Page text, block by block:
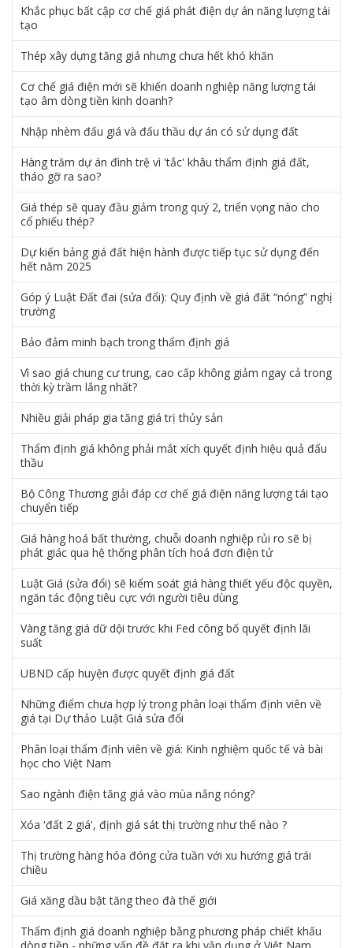
Khắc phục bất cập cơ chế giá phát điện dự án năng lượng tái
tạo
Thép xây dựng tăng giá nhưng chưa hết khó khăn
Cơ chế giá điện mới sẽ khiến doanh nghiệp năng lượng tái
tạo âm dòng tiền kinh doanh?
Nhập nhèm đấu giá và đấu thầu dự án có sử dụng đất
Hàng trăm dự án đình trệ vì 'tắc' khâu thẩm định giá đất,
tháo gỡ ra sao?
Giá thép sẽ quay đầu giảm trong quý 2, triển vọng nào cho
cổ phiếu thép?
Dự kiến bảng giá đất hiện hành được tiếp tục sử dụng đến
hết năm 2025
Góp ý Luật Đất đai (sửa đổi): Quy định về giá đất “nóng” nghị
trường
Bảo đảm minh bạch trong thẩm định giá
Vì sao giá chung cư trung, cao cấp không giảm ngay cả trong
thời kỳ trầm lắng nhất?
Nhiều giải pháp gia tăng giá trị thủy sản
Thẩm định giá không phải mắt xích quyết định hiệu quả đấu
thầu
Bộ Công Thương giải đáp cơ chế giá điện năng lượng tái tạo
chuyển tiếp
Giá hàng hoá bất thường, chuỗi doanh nghiệp rủi ro sẽ bị
phát giác qua hệ thống phân tích hoá đơn điện tử
Luật Giá (sửa đổi) sẽ kiểm soát giá hàng thiết yếu độc quyền,
ngăn tác động tiêu cực với người tiêu dùng
Vàng tăng giá dữ dội trước khi Fed công bố quyết định lãi
suất
UBND cấp huyện được quyết định giá đất
Những điểm chưa hợp lý trong phân loại thẩm định viên về
giá tại Dự thảo Luật Giá sửa đổi
Phân loại thẩm định viên về giá: Kinh nghiệm quốc tế và bài
học cho Việt Nam
Sao ngành điện tăng giá vào mùa nắng nóng?
Xóa 'đất 2 giá', định giá sát thị trường như thế nào ?
Thị trường hàng hóa đóng cửa tuần với xu hướng giá trái
chiều
Giá xăng dầu bật tăng theo đà thế giới
Thẩm định giá doanh nghiệp bằng phương pháp chiết khấu